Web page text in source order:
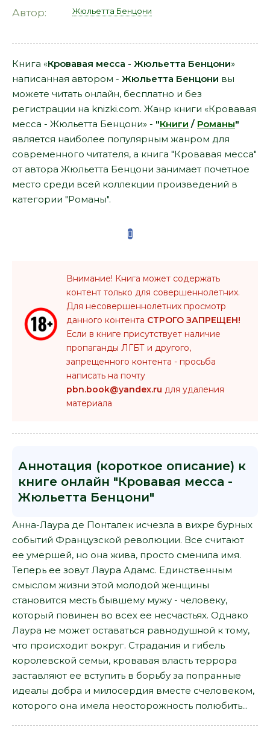
Автор: Жюльетта Бенцони
Книга «Кровавая месса - Жюльетта Бенцони»
написанная автором - Жюльетта Бенцони вы
можете читать онлайн, бесплатно и без
регистрации на knizki.com. Жанр книги «Кровавая
месса - Жюльетта Бенцони» - "Книги / Романы"
является наиболее популярным жанром для
современного читателя, а книга "Кровавая месса"
от автора Жюльетта Бенцони занимает почетное
место среди всей коллекции произведений в
категории "Романы".
Внимание! Книга может содержать
контент только для совершеннолетних.
Для несовершеннолетних просмотр
данного контента СТРОГО ЗАПРЕЩЕН!
Если в книге присутствует наличие
пропаганды ЛГБТ и другого,
запрещенного контента - просьба
написать на почту
pbn.book@yandex.ru для удаления
материала
Аннотация (короткое описание) к
книге онлайн "Кровавая месса -
Жюльетта Бенцони"
Анна-Лаура де Понталек исчезла в вихре бурных
событий Французской революции. Все считают
ее умершей, но она жива, просто сменила имя.
Теперь ее зовут Лаура Адамс. Единственным
смыслом жизни этой молодой женщины
становится месть бывшему мужу - человеку,
который повинен во всех ее несчастьях. Однако
Лаура не может оставаться равнодушной к тому,
что происходит вокруг. Страдания и гибель
королевской семьи, кровавая власть террора
заставляют ее вступить в борьбу за попранные
идеалы добра и милосердия вместе счеловеком,
которого она имела неосторожность полюбить...